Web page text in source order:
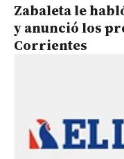
Zabaleta le
y anunció los
Corrientes